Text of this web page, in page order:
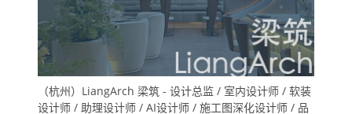
（杭州）LiangArch 梁筑 - 设计总监 / 室内设计师 / 软装
设计师 / 助理设计师 / AI设计师 / 施工图深化设计师 / 品